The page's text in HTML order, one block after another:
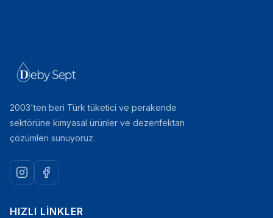
2003'ten beri Türk tüketici ve perakende
sektörüne kimyasal ürünler ve dezenfektan
çözümleri sunuyoruz.
HIZLI LINKLER